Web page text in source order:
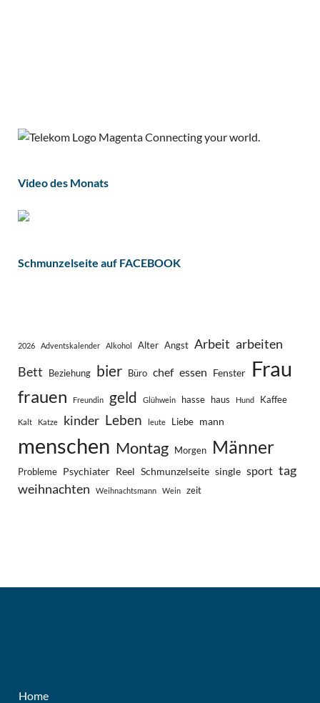
Video des Monats
Schmunzelseite auf FACEBOOK
2026 Adventskalender Alkohol Alter Angst Arbeit arbeiten
Bett
Beziehung bier Büro chef essen Fenster Frau
frauen Freundin geld Glühwein hasse haus Hund Kaffee
Kalt Katze kinder Leben leute Liebe mann
menschen Montag Morgen Männer
Probleme Psychiater Reel Schmunzelseite single sport tag
weihnachten
Weihnachtsmann Wein zeit
Home